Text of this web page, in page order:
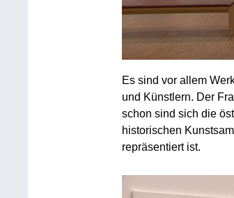
Es sind vor allem
und Künstlern. Der
schon sind sich die
historischen
repräsentiert ist.